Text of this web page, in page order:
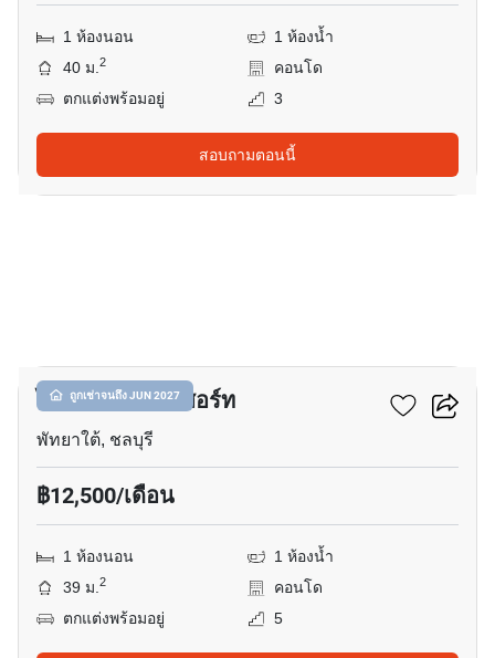
1 ห้องนอน
1 ห้องน้ำ
40 ม.2
คอนโด
ตกแต่งพร้อมอยู่
3
สอบถามตอนนี้
ถูกเช่าจนถึง JUN 2027
ไดมอนด์ สวีท รีสอร์ท
พัทยาใต้, ชลบุรี
฿12,500/เดือน
1 ห้องนอน
1 ห้องน้ำ
39 ม.2
คอนโด
ตกแต่งพร้อมอยู่
5